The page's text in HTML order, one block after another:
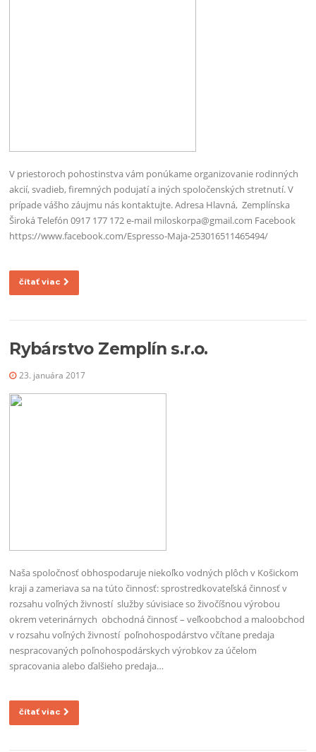
V priestoroch pohostinstva vám ponúkame organizovanie rodinných
akcií, svadieb, firemných podujatí a iných spoločenských stretnutí. V
prípade vášho záujmu nás kontaktujte. Adresa Hlavná, Zemplínska
Široká Telefón 0917 177 172 e-mail miloskorpa@gmail.com Facebook
https://www.facebook.com/Espresso-Maja-253016511465494/
čítať viac
Rybárstvo Zemplín s.r.o.
23. januára 2017
Naša spoločnosť obhospodaruje niekoľko vodných plôch v Košickom
kraji a zameriava sa na túto činnosť: sprostredkovateľská činnosť v
rozsahu voľných živností služby súvisiace so živočíšnou výrobou
okrem veterinárnych obchodná činnosť – veľkoobchod a maloobchod
v rozsahu voľných živností poľnohospodárstvo včítane predaja
nespracovaných poľnohospodárskych výrobkov za účelom
spracovania alebo ďalšieho predaja…
čítať viac